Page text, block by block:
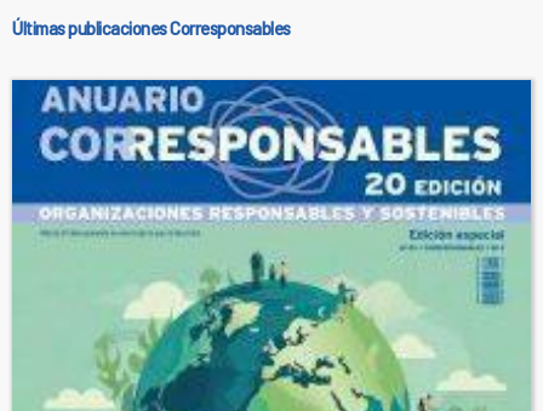
Últimas publicaciones Corresponsables